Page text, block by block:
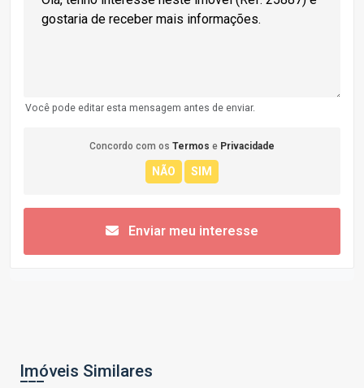
Você pode editar esta mensagem antes de enviar.
Concordo com os Termos e Privacidade
Enviar meu interesse
Imóveis Similares